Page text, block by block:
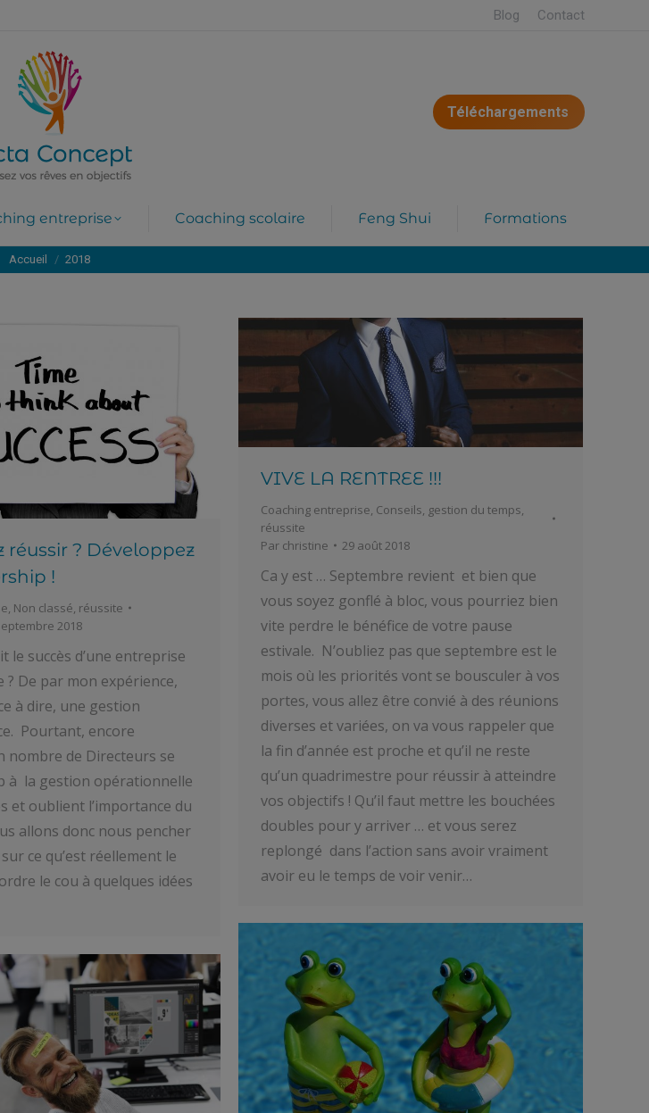
Blog Contact
Téléchargements
entreprise Coaching scolaire Feng Shui Formations
Vous êtes ici :
Accueil 2018
réussir ? Développez
!
, Non classé, réussite
2018
le succès d’une entreprise
? De par mon expérience,
à dire, une gestion
Pourtant, encore
nombre de Directeurs se
à la gestion opérationnelle
et oublient l’importance du
allons donc nous pencher
ce qu’est réellement le
le cou à quelques idées
VIVE LA RENTREE !!!
Coaching entreprise, Conseils, gestion du temps,
réussite
Par christine 29 août 2018
Ca y est … Septembre revient et bien que
vous soyez gonflé à bloc, vous pourriez bien
vite perdre le bénéfice de votre pause
estivale. N’oubliez pas que septembre est le
mois où les priorités vont se bousculer à vos
portes, vous allez être convié à des réunions
diverses et variées, on va vous rappeler que
la fin d’année est proche et qu’il ne reste
qu’un quadrimestre pour réussir à atteindre
vos objectifs ! Qu’il faut mettre les bouchées
doubles pour y arriver … et vous serez
replongé dans l’action sans avoir vraiment
avoir eu le temps de voir venir…